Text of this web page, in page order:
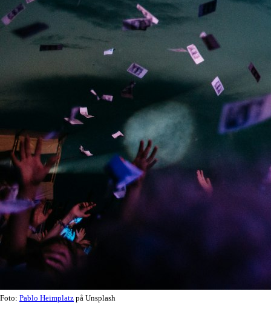
Foto: Pablo Heimplatz på Unsplash